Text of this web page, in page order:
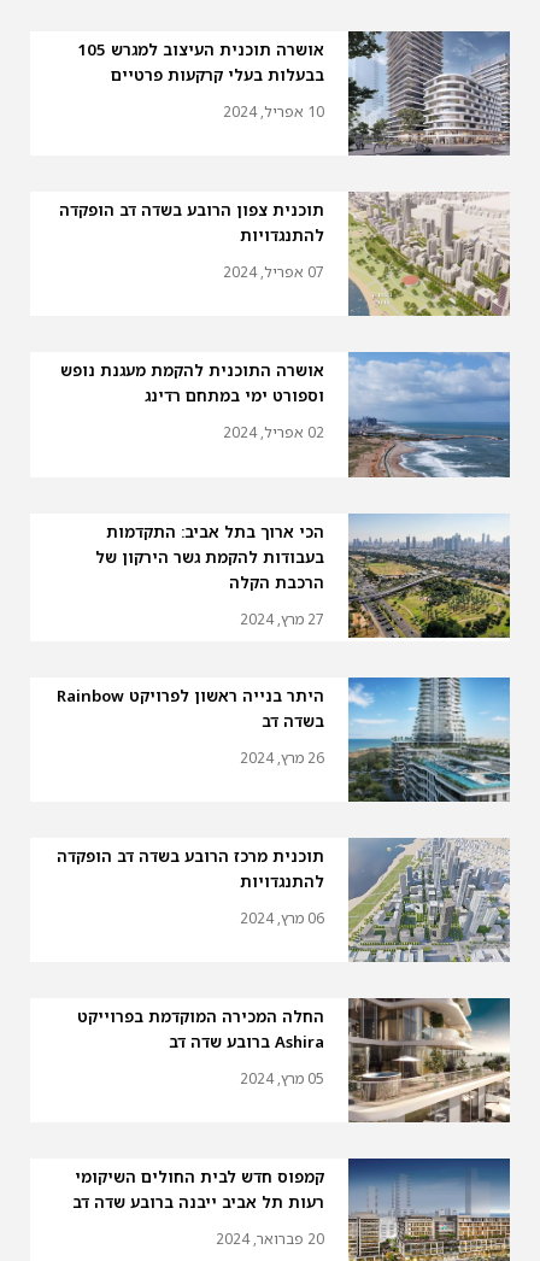
אושרה תוכנית העיצוב למגרש 105
בבעלות בעלי קרקעות פרטיים
10 אפריל, 2024
תוכנית צפון הרובע בשדה דב הופקדה
להתנגדויות
07 אפריל, 2024
אושרה התוכנית להקמת מעגנת נופש
וספורט ימי במתחם רדינג
02 אפריל, 2024
הכי ארוך בתל אביב: התקדמות
בעבודות להקמת גשר הירקון של
הרכבת הקלה
27 מרץ, 2024
היתר בנייה ראשון לפרויקט Rainbow
בשדה דב
26 מרץ, 2024
תוכנית מרכז הרובע בשדה דב הופקדה
להתנגדויות
06 מרץ, 2024
החלה המכירה המוקדמת בפרוייקט
Ashira ברובע שדה דב
05 מרץ, 2024
קמפוס חדש לבית החולים השיקומי
רעות תל אביב ייבנה ברובע שדה דב
20 פברואר, 2024